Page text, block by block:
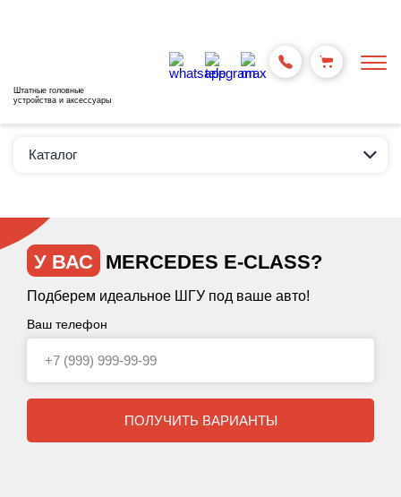
Штатные головные
устройства и аксессуары
Каталог
У ВАС MERCEDES E-CLASS?
Подберем идеальное ШГУ под ваше авто!
Ваш телефон
ПОЛУЧИТЬ ВАРИАНТЫ